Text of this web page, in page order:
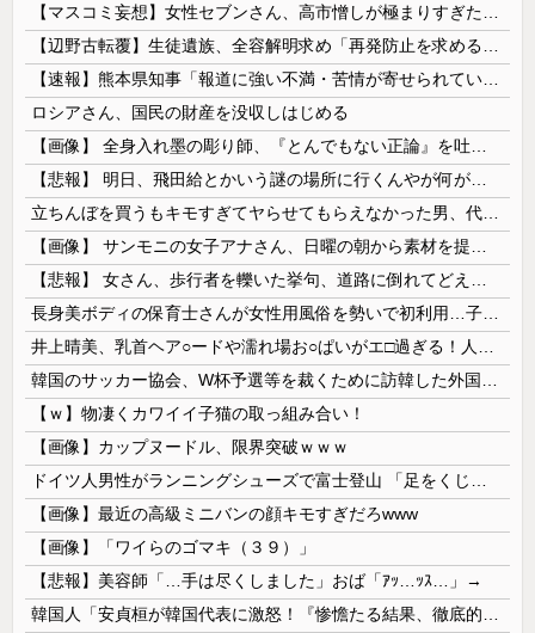
ロシアさん、国民の財産を没収しはじめる
【ｗ】物凄くカワイイ子猫の取っ組み合い！
【画像】カップヌードル、限界突破ｗｗｗ
【画像】最近の高級ミニバンの顔キモすぎだろwww
【画像】「ワイらのゴマキ（３９）」
【悲報】美容師「…手は尽くしました」おば「ｱｯ…ｯｽ…」→